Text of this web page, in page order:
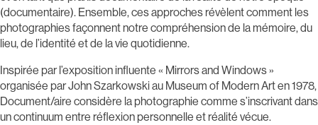
(documentaire). Ensemble, ces approches révèlent comment les
photographies façonnent notre compréhension de la mémoire, du
lieu, de l’identité et de la vie quotidienne.
Inspirée par l’exposition influente « Mirrors and Windows »
organisée par John Szarkowski au Museum of Modern Art en 1978,
Document/aire considère la photographie comme s’inscrivant dans
un continuum entre réflexion personnelle et réalité vécue.